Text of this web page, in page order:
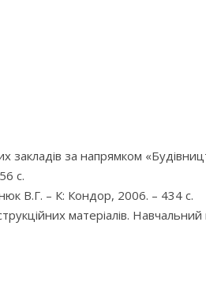
закладів за напрямком
с.
В.Г. – К: Кондор, 2006. – 434 с.
матеріалів.